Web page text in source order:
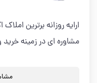
ارایه روزانه برترین
مشاوره ای در زمینه